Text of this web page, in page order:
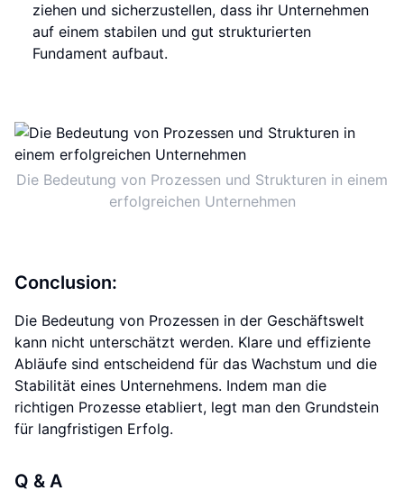
ziehen und sicherzustellen, dass ihr Unternehmen
auf einem stabilen und gut strukturierten
Fundament aufbaut.
Die Bedeutung von Prozessen und Strukturen in einem
erfolgreichen Unternehmen
Conclusion:
Die Bedeutung von Prozessen in der Geschäftswelt
kann nicht unterschätzt werden. Klare und effiziente
Abläufe sind entscheidend für das Wachstum und die
Stabilität eines Unternehmens. Indem man die
richtigen Prozesse etabliert, legt man den Grundstein
für langfristigen Erfolg.
Q & A